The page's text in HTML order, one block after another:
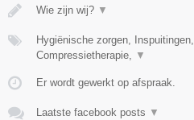
Wie zijn wij? ▼
Hygiënische zorgen,
Compressietherapie, ▼
Er wordt gewerkt op afspraak.
Laatste facebook posts ▼